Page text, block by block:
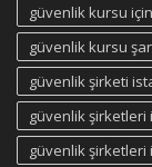
güvenlik kursu
güvenlik kursu
güvenlik şirketi
güvenlik şirketleri
güvenlik şirketleri